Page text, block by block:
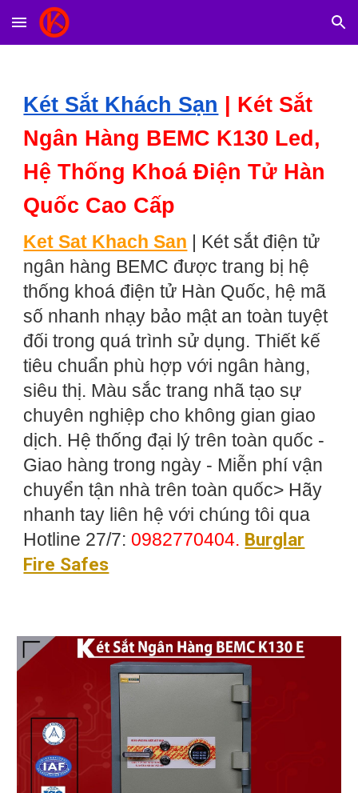
Skip to main content Skip to navigation
Két Sắt Khách Sạn
Két Sắt
Ngân Hàng BEMC K130 Led,
Hệ Thống Khoá Điện Tử Hàn
Quốc Cao Cấp
Ket Sat Khach San | Két sắt điện tử
ngân hàng BEMC được trang bị hệ
thống khoá điện tử Hàn Quốc, hệ mã
số nhanh nhạy bảo mật an toàn tuyệt
đối trong quá trình sử dụng. Thiết kế
tiêu chuẩn phù hợp với ngân hàng,
siêu thị. Màu sắc trang nhã tạo sự
chuyên nghiệp cho không gian giao
dịch. Hệ thống đại lý trên toàn quốc -
Giao hàng trong ngày - Miễn phí vận
chuyển tận nhà trên toàn quốc> Hãy
nhanh tay liên hệ với chúng tôi qua
Hotline 27/7: 0982770404. Burglar
Fire Safes